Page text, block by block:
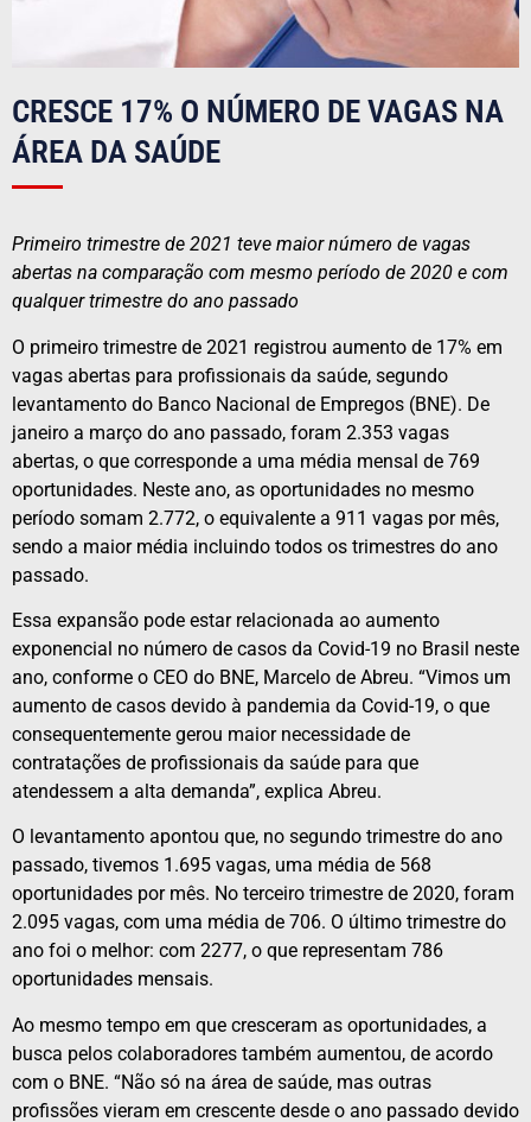
CRESCE 17% O NÚMERO DE VAGAS NA
ÁREA DA SAÚDE
Primeiro trimestre de 2021 teve maior número de vagas
abertas na comparação com mesmo período de 2020 e com
qualquer trimestre do ano passado
O primeiro trimestre de 2021 registrou aumento de 17% em
vagas abertas para profissionais da saúde, segundo
levantamento do Banco Nacional de Empregos (BNE). De
janeiro a março do ano passado, foram 2.353 vagas
abertas, o que corresponde a uma média mensal de 769
oportunidades. Neste ano, as oportunidades no mesmo
período somam 2.772, o equivalente a 911 vagas por mês,
sendo a maior média incluindo todos os trimestres do ano
passado.
Essa expansão pode estar relacionada ao aumento
exponencial no número de casos da Covid-19 no Brasil neste
ano, conforme o CEO do BNE, Marcelo de Abreu. “Vimos um
aumento de casos devido à pandemia da Covid-19, o que
consequentemente gerou maior necessidade de
contratações de profissionais da saúde para que
atendessem a alta demanda”, explica Abreu.
O levantamento apontou que, no segundo trimestre do ano
passado, tivemos 1.695 vagas, uma média de 568
oportunidades por mês. No terceiro trimestre de 2020, foram
2.095 vagas, com uma média de 706. O último trimestre do
ano foi o melhor: com 2277, o que representam 786
oportunidades mensais.
Ao mesmo tempo em que cresceram as oportunidades, a
busca pelos colaboradores também aumentou, de acordo
com o BNE. “Não só na área de saúde, mas outras
profissões vieram em crescente desde o ano passado devido